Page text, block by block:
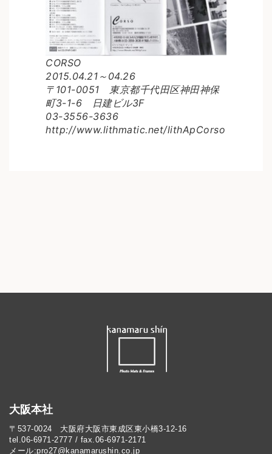
CORSO
2015.04.21～04.26
〒101-0051 東京都千代田区神田神保
町3-1-6 日建ビル3F
03-3556-3636
http://www.lithmatic.net/lithApCorso
大阪本社
〒537-0024 大阪府大阪市東成区東小橋3-12-16
tel.06-6971-2777 / fax.06-6971-2171
メール:pro27@kanamarushin.co.jp​